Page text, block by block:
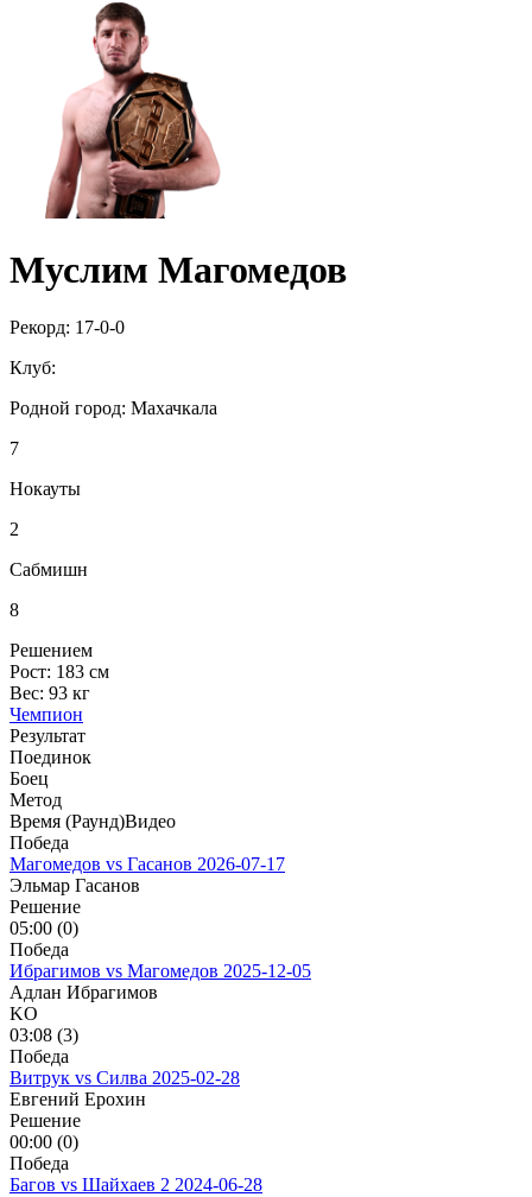
Муслим Магомедов
Рекорд: 17-0-0
Клуб:
Родной город: Махачкала
7
Нокауты
2
Сабмишн
8
Решением
Рост: 183 см
Вес: 93 кг
Чемпион
Результат
Поединок
Боец
Метод
Время (Раунд)Видео
Победа
Магомедов vs Гасанов 2026-07-17
Эльмар Гасанов
Решение
05:00 (0)
Победа
Ибрагимов vs Магомедов 2025-12-05
Адлан Ибрагимов
KO
03:08 (3)
Победа
Витрук vs Силва 2025-02-28
Евгений Ерохин
Решение
00:00 (0)
Победа
Багов vs Шайхаев 2 2024-06-28